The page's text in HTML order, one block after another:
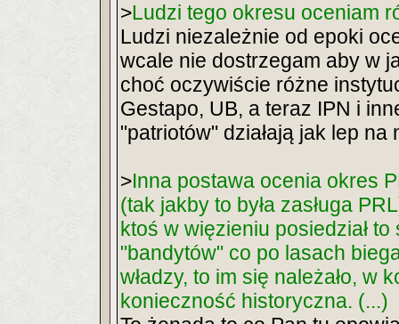
>Ludzi tego okresu oceniam
Ludzi niezależnie od epoki
wcale nie dostrzegam aby w
choć oczywiście różne
Gestapo, UB, a teraz IPN i
"patriotów" działają jak lep na
>Inna postawa ocenia okres
(tak jakby to była zasługa
ktoś w więzieniu posiedział
"bandytów" co po lasach
władzy, to im się należało, w
konieczność historyczna. (...)